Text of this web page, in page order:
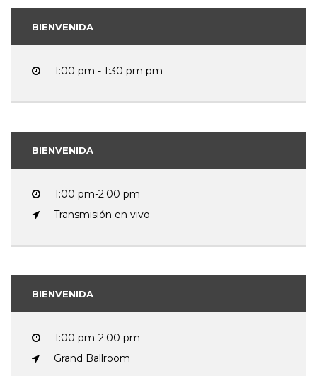
BIENVENIDA
1:00 pm - 1:30 pm pm
BIENVENIDA
1:00 pm-2:00 pm
Transmisión en vivo
BIENVENIDA
1:00 pm-2:00 pm
Grand Ballroom